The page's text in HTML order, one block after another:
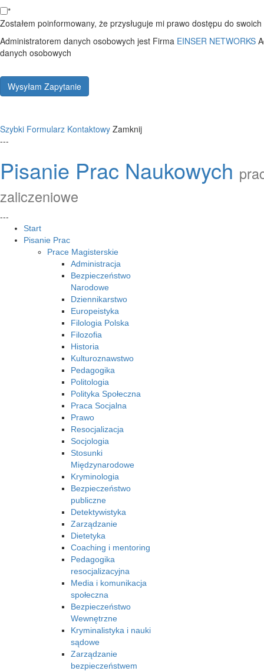
*
Zostałem poinformowany, że przysługuje mi prawo dostępu do
Administratorem danych osobowych jest Firma EINSER NETWORKS
danych osobowych
Wysyłam Zapytanie
Szybki Formularz Kontaktowy Zamknij
---
Pisanie Prac Naukowych
zaliczeniowe
---
Start
Pisanie Prac
Prace Magisterskie
Administracja
Bezpieczeństwo
Narodowe
Dziennikarstwo
Europeistyka
Filologia Polska
Filozofia
Historia
Kulturoznawstwo
Pedagogika
Politologia
Polityka Społeczna
Praca Socjalna
Prawo
Resocjalizacja
Socjologia
Stosunki
Międzynarodowe
Kryminologia
Bezpieczeństwo
publiczne
Detektywistyka
Zarządzanie
Dietetyka
Coaching i mentoring
Pedagogika
resocjalizacyjna
Media i komunikacja
społeczna
Bezpieczeństwo
Wewnętrzne
Kryminalistyka i nauki
sądowe
Zarządzanie
bezpieczeństwem